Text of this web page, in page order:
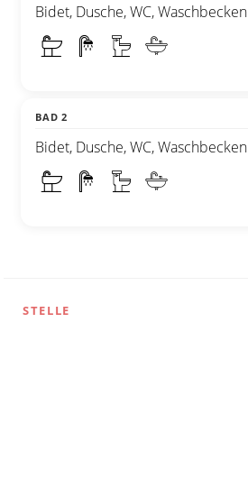
Bidet, Dusche, WC, Waschbecken
BAD 2
Bidet, Dusche, WC, Waschbecken
STELLE